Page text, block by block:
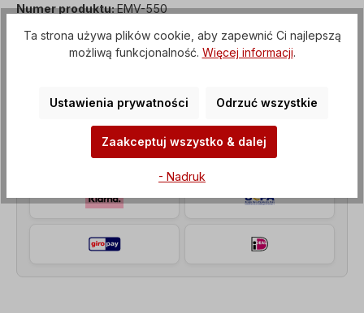
Numer produktu:EMV-550
Metody płatności
Ta strona używa plików cookie, aby zapewnić Ci najlepszą
możliwą funkcjonalność. Więcej informacji.
Ustawienia prywatności Odrzuć wszystkie
Zaakceptuj wszystko & dalej
- Nadruk